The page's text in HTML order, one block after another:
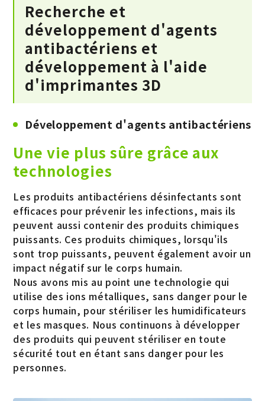
Recherche et
développement d'agents
antibactériens et
développement à l'aide
d'imprimantes 3D
Développement d'agents antibactériens
Une vie plus sûre grâce aux
technologies
Les produits antibactériens désinfectants sont
efficaces pour prévenir les infections, mais ils
peuvent aussi contenir des produits chimiques
puissants. Ces produits chimiques, lorsqu'ils
sont trop puissants, peuvent également avoir un
impact négatif sur le corps humain.
Nous avons mis au point une technologie qui
utilise des ions métalliques, sans danger pour le
corps humain, pour stériliser les humidificateurs
et les masques. Nous continuons à développer
des produits qui peuvent stériliser en toute
sécurité tout en étant sans danger pour les
personnes.